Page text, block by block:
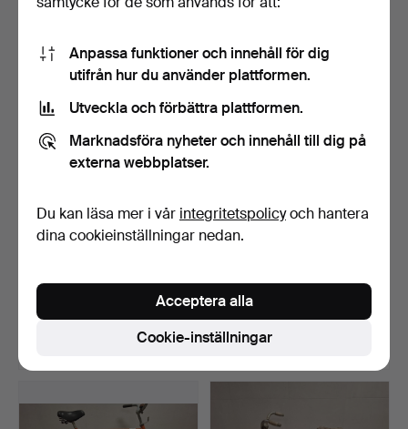
Klubbades 13 aug 2025
85 USD
Klubbades 5 aug 2025
37 USD
Citybike, 5-växlad.
växlad.
Klubbades 31 jul 2025
8 bud
64 USD
Anpassa funktioner och innehåll för dig
utifrån hur du använder plattformen.
Utveckla och förbättra plattformen.
Marknadsföra nyheter och innehåll till dig på
externa webbplatser.
Du kan läsa mer i vår integritetspolicyoch hantera
dina cookieinställningar nedan.
Cookie-inställningar
Acceptera alla